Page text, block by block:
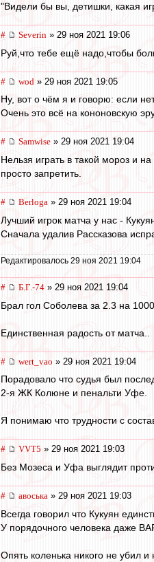
"Видели бы вы, детишки, какая
# Severin » 29 ноя 2021 19:06
Руй,что тебе ещё надо,чтобы
# wod » 29 ноя 2021 19:05
Ну, вот о чём я и говорю: если
Очень это всё на кононовскую
# Samwise » 29 ноя 2021 19:04
Нельзя играть в такой мороз и
просто запретить.
# Berloga » 29 ноя 2021 19:04
Лучший игрок матча у нас -
Сначала удалив Рассказова
Редактировалось 29 ноя 2021 19:04
# Б.Г.-74 » 29 ноя 2021 19:04
Брал гол Соболева за 2.3 на 1000
Единственная радость от матча..
# wert_vao » 29 ноя 2021 19:04
Порадовало что судья был
2-я ЖК Колюне и пенальти Уфе.
Я понимаю что трудности с
# VVT5 » 29 ноя 2021 19:03
Без Мозеса и Уфа выглядит
# авоська » 29 ноя 2021 19:03
Всегда говорил что Кукуян
У порядочного человека даже
Опять коленька никого не убил и